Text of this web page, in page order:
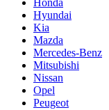
Hyundai
Kia
Mazda
Mercedes-Benz
Mitsubishi
Nissan
Opel
Peugeot